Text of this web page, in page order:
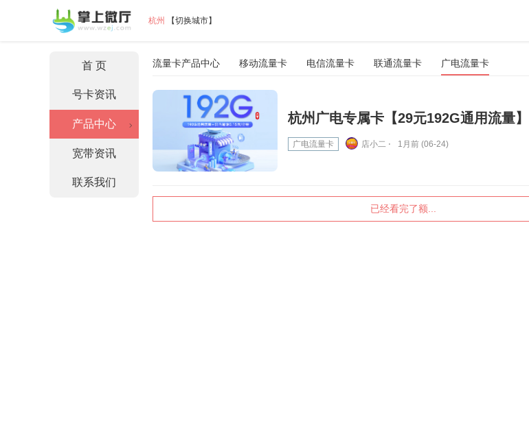
杭州 【切换城市】
流量卡产品中心 移动流量卡 电信流量卡 联通流量卡 广电流量卡
杭州广电专属卡【29元192G通用流量】
广电流量卡 店小二 ⋅ 1月前 (06-24)
已经看完了额...
首 页
号卡资讯
产品中心
宽带资讯
联系我们